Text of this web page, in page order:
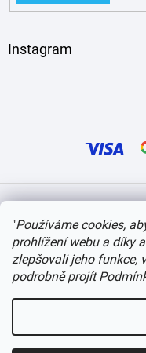
"Používáme cookies,
prohlížení webu a díky
zlepšovali jeho funkce,
podrobně projít
Instagram
Copyright 2026 itvlaky.cz .